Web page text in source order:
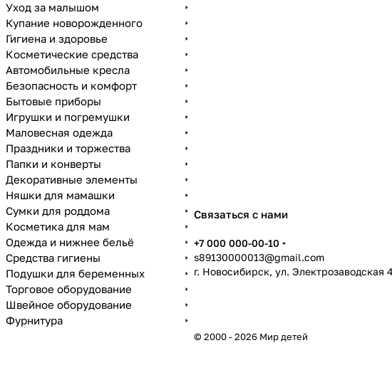
Связаться с нами
+7 000 000-00-10
s89130000013@gmail.com
г. Новосибирск, ул. Электрозаводская 4
© 2000 - 2026 Мир детей
Уход за малышом
Купание новорожденного
Гигиена и здоровье
Косметические средства
Автомобильные кресла
Безопасность и комфорт
Бытовые приборы
Игрушки и погремушки
Маловесная одежда
Праздники и торжества
Папки и конверты
Декоративные элементы
Няшки для мамашки
Сумки для роддома
Косметика для мам
Одежда и нижнее бельё
Средства гигиены
Подушки для беременных
Торговое оборудование
Швейное оборудование
Фурнитура